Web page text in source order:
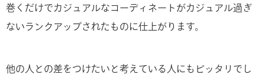
巻くだけでカジュアルなコーディネートがカジュアル過ぎ
ないランクアップされたものに仕上がります。
他の人との差をつけたいと考えている人にもピッタリでし